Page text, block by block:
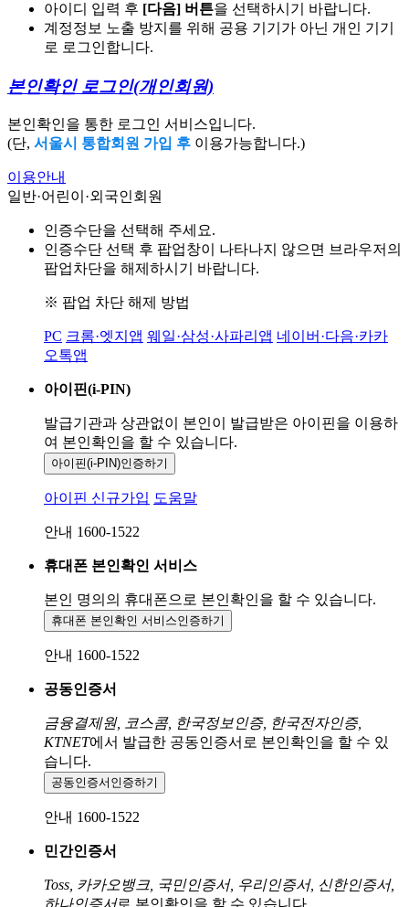
아이디 입력 후 [다음] 버튼을 선택하시기 바랍니다.
계정정보 노출 방지를 위해 공용 기기가 아닌 개인 기기
로 로그인합니다.
본인확인 로그인(개인회원)
본인확인을 통한 로그인 서비스입니다.
(단, 서울시 통합회원 가입 후 이용가능합니다.)
이용안내
일반·어린이·외국인회원
인증수단을 선택해 주세요.
인증수단 선택 후 팝업창이 나타나지 않으면 브라우저의
팝업차단을 해제하시기 바랍니다.
※ 팝업 차단 해제 방법
PC 크롬·엣지앱 웨일·삼성·사파리앱 네이버·다음·카카
오톡앱
아이핀(i-PIN)
발급기관과 상관없이 본인이 발급받은 아이핀을 이용하
여 본인확인을 할 수 있습니다.
아이핀(i-PIN)인증하기
아이핀 신규가입 도움말
안내 1600-1522
휴대폰 본인확인 서비스
본인 명의의 휴대폰으로 본인확인을 할 수 있습니다.
휴대폰 본인확인 서비스인증하기
안내 1600-1522
공동인증서
금융결제원, 코스콤, 한국정보인증, 한국전자인증,
KTNET에서 발급한 공동인증서로 본인확인을 할 수 있
습니다.
공동인증서 인증하기
안내 1600-1522
민간인증서
Toss, 카카오뱅크, 국민인증서, 우리인증서, 신한인증서,